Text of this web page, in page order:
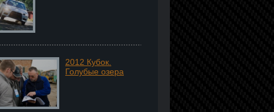
2012 Кубок.
Голубые озера